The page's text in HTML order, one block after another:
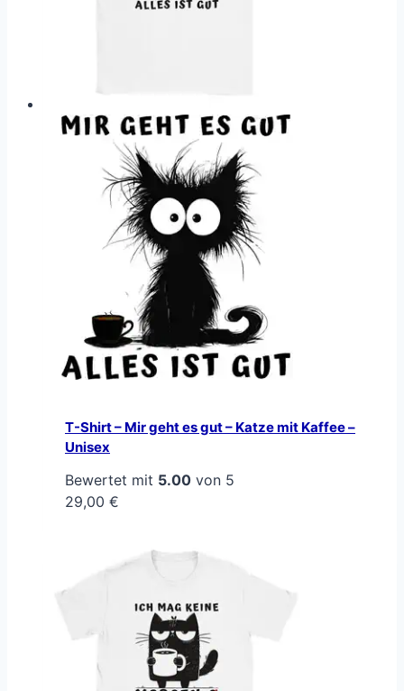
T-Shirt – Mir geht es gut – Katze mit Kaffee –
Unisex
Bewertet mit 5.00 von 5
29,00 €